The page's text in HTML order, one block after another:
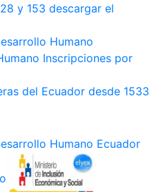
y 153 descargar el
Humano
Inscripciones por
del Ecuador desde 1533
Humano Ecuador